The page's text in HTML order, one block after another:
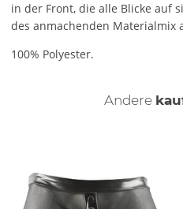
in der Front, die alle Blicke auf
des anmachenden Materialmix
100% Polyester.
Andere